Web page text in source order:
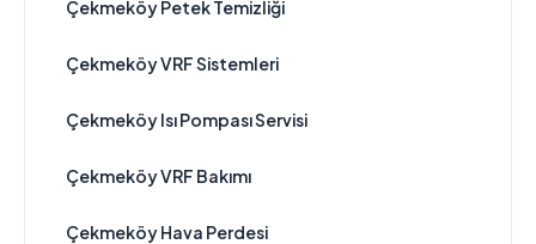
Çekmeköy Petek Temizliği
Çekmeköy VRF Sistemleri
Çekmeköy Isı Pompası Servisi
Çekmeköy VRF Bakımı
Çekmeköy Hava Perdesi